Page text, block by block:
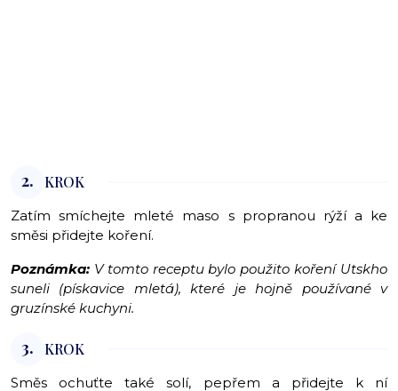
2. KROK
Zatím smíchejte mleté maso s propranou rýží a ke
směsi přidejte koření.
Poznámka: V tomto receptu bylo použito koření Utskho
suneli (pískavice mletá), které je hojně používané v
gruzínské kuchyni.
3. KROK
Směs ochuťte také solí, pepřem a přidejte k ní